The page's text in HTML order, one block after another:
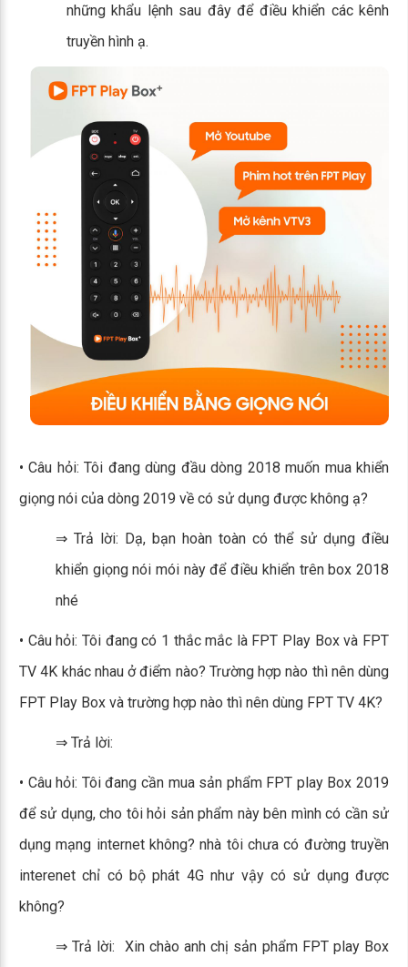
những khẩu lệnh sau đây để điều khiển các kênh
truyền hình ạ.
• Câu hỏi: Tôi đang dùng đầu dòng 2018 muốn mua khiển
giọng nói của dòng 2019 về có sử dụng được không ạ?
⇒ Trả lời: Dạ, bạn hoàn toàn có thể sử dụng điều
khiển giọng nói mói này để điều khiển trên box 2018
nhé
• Câu hỏi: Tôi đang có 1 thắc mắc là FPT Play Box và FPT
TV 4K khác nhau ở điểm nào? Trường hợp nào thì nên dùng
FPT Play Box và trường hợp nào thì nên dùng FPT TV 4K?
⇒ Trả lời:
• Câu hỏi: Tôi đang cần mua sản phẩm FPT play Box 2019
để sử dụng, cho tôi hỏi sản phẩm này bên mình có cần sử
dụng mạng internet không? nhà tôi chưa có đường truyền
interenet chỉ có bộ phát 4G như vậy có sử dụng được
không?
⇒ Trả lời: Xin chào anh chị sản phẩm FPT play Box